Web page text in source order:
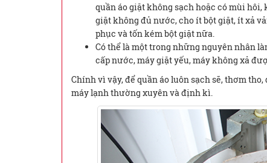
quần áo giặt không sạch hoặc có mùi
giặt không đủ nước, cho ít bột giặt, ít xả
phục và tốn kém bột giặt nữa.
Có thể là một trong những nguyên nhân
cấp nước, máy giặt yếu, máy không xả
Chính vì vậy, để quần áo luôn sạch sẽ, thơm
máy lạnh thường xuyên và định kì.